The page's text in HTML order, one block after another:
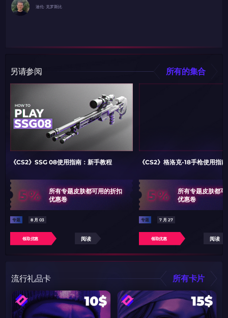
只需抓取区域并将促销代码复制到剪贴板
2024LONG
如何使用促销代码
复制到剪贴板
如何使用促销代码
带上你的促销代码
如何使用促销代码
带上你的促销代码
迪伦· 克罗斯比
另请参阅 所有的集合
《CS2》SSG 08使用指南：新手教程
5%
所有专题皮肤都可用的折扣
优惠卷
专题 8 月 03
领取优惠 阅读
《CS2》格洛克-18手枪使用指
5%
所有专题皮肤都
优惠卷
专题 7 月 27
领取优惠 阅读
流行礼品卡 所有卡片